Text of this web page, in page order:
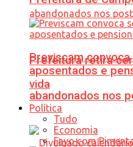
Prefeitura retira
abandonados nos
Previscam
aposentados e
vida
Política
Tudo
Economia
Favo com